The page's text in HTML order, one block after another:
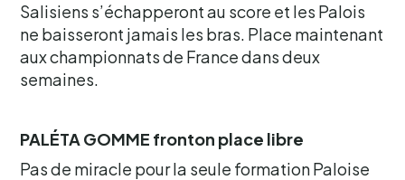
Salisiens s’échapperont au score et les Palois
ne baisseront jamais les bras. Place maintenant
aux championnats de France dans deux
semaines.
PALÉTA GOMME fronton place libre
Pas de miracle pour la seule formation Paloise